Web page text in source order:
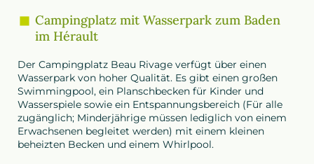
Campingplatz mit Wasserpark zum Baden
im Hérault
Der Campingplatz Beau Rivage verfügt über einen
Wasserpark von hoher Qualität. Es gibt einen großen
Swimmingpool, ein Planschbecken für Kinder und
Wasserspiele sowie ein Entspannungsbereich (Für alle
zugänglich; Minderjährige müssen lediglich von einem
Erwachsenen begleitet werden) mit einem kleinen
beheizten Becken und einem Whirlpool.